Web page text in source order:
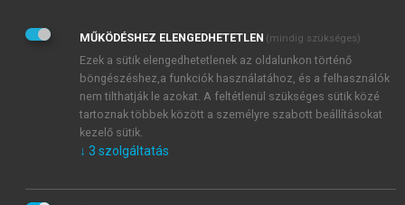
Adatkezelési tájékoztatóbanfoglaltakat tudomásul
veszem és elfogadom.
Általános vásárlási feltételeket, valamint a szotar.netés a
mersz.huoldalak licencszerződéseiben foglaltakat
tudomásul veszem és elfogadom.
KIPRÓBÁLOM
MŰKÖDÉSHEZ ELENGEDHETETLEN (mindig szükséges)
Ezek a sütik elengedhetetlenek az oldalunkon történő
böngészéshez,a funkciók használatához, és a felhasználók
nem tilthatják le azokat. A feltétlenül szükséges sütik közé
tartoznak többek között a személyre szabott beállításokat
kezelő sütik.
↓ 3 szolgáltatás